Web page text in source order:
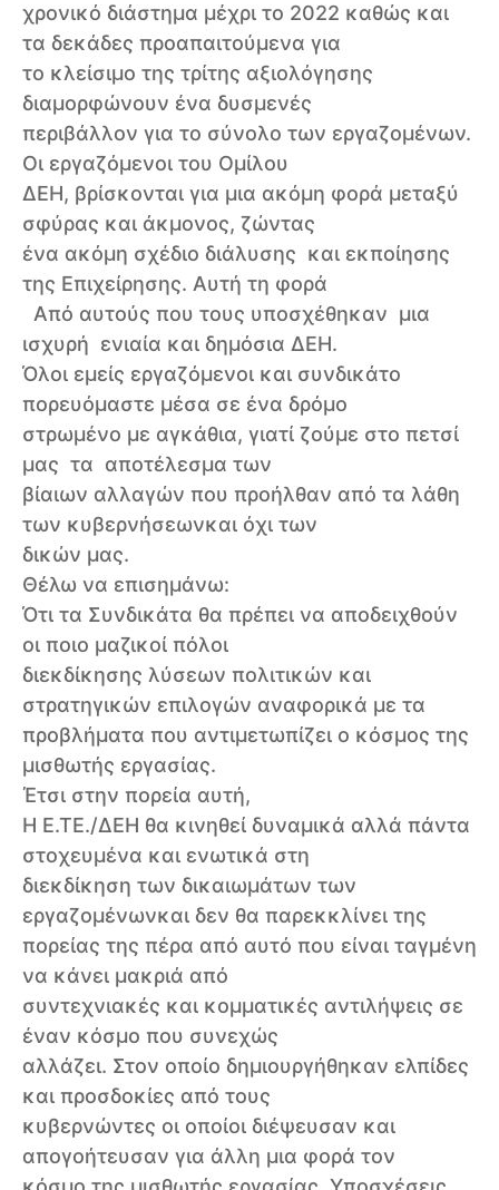
χρονικό διάστημα μέχρι το 2022 καθώς και
τα δεκάδες προαπαιτούμενα για
το κλείσιμο της τρίτης αξιολόγησης
διαμορφώνουν ένα δυσμενές
περιβάλλον για το σύνολο των εργαζομένων.
Οι εργαζόμενοι του Ομίλου
ΔΕΗ, βρίσκονται για μια ακόμη φορά μεταξύ
σφύρας και άκμονος, ζώντας
ένα ακόμη σχέδιο διάλυσης και εκποίησης
της Επιχείρησης. Αυτή τη φορά
Από αυτούς που τους υποσχέθηκαν μια
ισχυρή ενιαία και δημόσια ΔΕΗ.
Όλοι εμείς εργαζόμενοι και συνδικάτο
πορευόμαστε μέσα σε ένα δρόμο
στρωμένο με αγκάθια, γιατί ζούμε στο πετσί
μας τα αποτέλεσμα των
βίαιων αλλαγών που προήλθαν από τα λάθη
των κυβερνήσεωνκαι όχι των
δικών μας.
Θέλω να επισημάνω:
Ότι τα Συνδικάτα θα πρέπει να αποδειχθούν
οι ποιο μαζικοί πόλοι
διεκδίκησης λύσεων πολιτικών και
στρατηγικών επιλογών αναφορικά με τα
προβλήματα που αντιμετωπίζει ο κόσμος της
μισθωτής εργασίας.
Έτσι στην πορεία αυτή,
Η Ε.ΤΕ./ΔΕΗ θα κινηθεί δυναμικά αλλά πάντα
στοχευμένα και ενωτικά στη
διεκδίκηση των δικαιωμάτων των
εργαζομένωνκαι δεν θα παρεκκλίνει της
πορείας της πέρα από αυτό που είναι ταγμένη
να κάνει μακριά από
συντεχνιακές και κομματικές αντιλήψεις σε
έναν κόσμο που συνεχώς
αλλάζει. Στον οποίο δημιουργήθηκαν ελπίδες
και προσδοκίες από τους
κυβερνώντες οι οποίοι διέψευσαν και
απογοήτευσαν για άλλη μια φορά τον